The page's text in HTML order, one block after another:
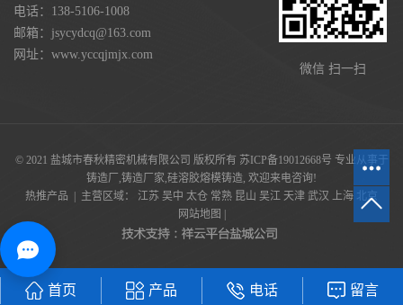
电话：138-5106-1008
邮箱：jsycydcq@163.com
网址：www.yccqjmjx.com
微信 扫一扫
© 2021 盐城市春秋精密机械有限公司 版权所有 苏ICP备19012668号 专业从事于
铸造厂 ,铸造厂家,硅溶胶熔模铸造, 欢迎来电咨询!
热推产品 | 主营区域： 江苏 吴中 太仓 常熟 昆山 吴江 天津 武汉 上海 北京
网站地图
首页 产品 电话 留言